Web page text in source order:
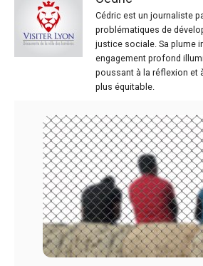
Cédric est un journaliste
problématiques de
justice sociale. Sa plume
engagement profond
poussant à la réflexion et
plus équitable.